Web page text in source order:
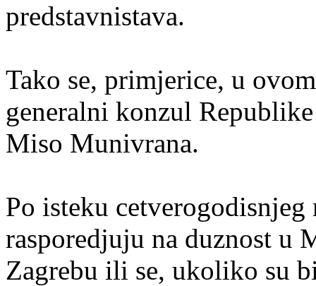
predstavnistava.
Tako se, primjerice, u
generalni konzul
Miso Munivrana.
Po isteku
rasporedjuju na duznost u
Zagrebu ili se, ukoliko su